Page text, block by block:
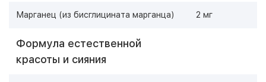
Марганец (из бисглицината марганца) 2 мг
Формула естественной
красоты и сияния